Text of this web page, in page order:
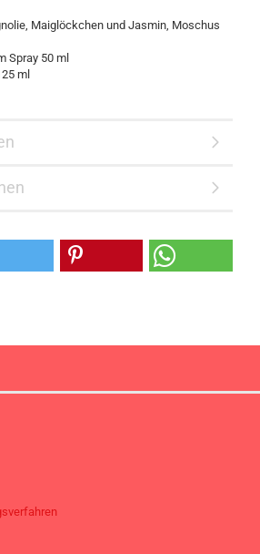
Maiglöckchen und Jasmin, Moschus
Spray 50 ml
ml